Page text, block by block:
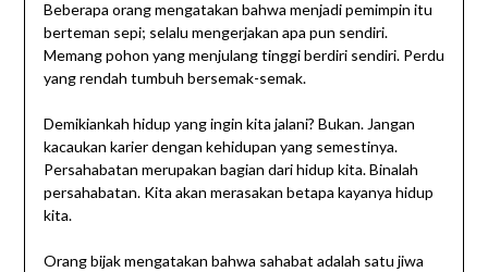
Beberapa orang mengatakan bahwa menjadi pemimpin itu
berteman sepi; selalu mengerjakan apa pun sendiri.
Memang pohon yang menjulang tinggi berdiri sendiri. Perdu
yang rendah tumbuh bersemak-semak.
Demikiankah hidup yang ingin kita jalani? Bukan. Jangan
kacaukan karier dengan kehidupan yang semestinya.
Persahabatan merupakan bagian dari hidup kita. Binalah
persahabatan. Kita akan merasakan betapa kayanya hidup
kita.
Orang bijak mengatakan bahwa sahabat adalah satu jiwa